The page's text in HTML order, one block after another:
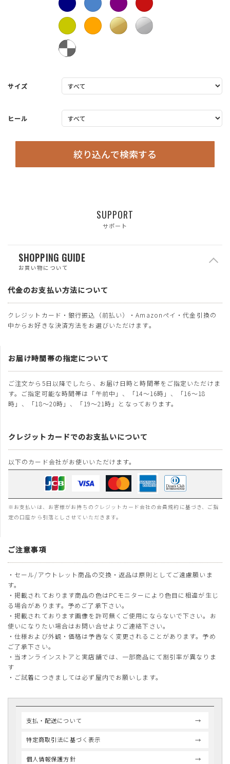
サイズ
ヒール
絞り込んで検索する
SUPPORT
サポート
SHOPPING GUIDE
お買い物について
代金のお支払い方法について
クレジットカード・銀行振込（前払い）・Amazonペイ・代金引換の
中からお好きな決済方法をお選びいただけます。
お届け時間帯の指定について
ご注文から5日以降でしたら、お届け日時と時間帯をご指定いただけま
す。ご指定可能な時間帯は「午前中」、「14～16時」、「16～18
時」、「18～20時」、「19～21時」となっております。
クレジットカードでのお支払いについて
以下のカード会社がお使いいただけます。
※お支払いは、お客様がお持ちのクレジットカード会社の会員規約に基づき、ご指
定の口座から引落としさせていただきます。
ご注意事項
・セール/アウトレット商品の交換・返品は原則としてご遠慮願いま
す。
・掲載されております商品の色はPCモニターにより色目に相違が生じ
る場合があります。予めご了承下さい。
・掲載されております画像を許可無くご使用にならないで下さい。お
使いになりたい場合はお問い合せよりご連絡下さい。
・仕様および外観・価格は予告なく変更されることがあります。予め
ご了承下さい。
・当オンラインストアと実店舗では、一部商品にて割引率が異なりま
す
・ご試着につきましては必ず屋内でお願いします。
支払・配送について
特定商取引法に基づく表示
個人情報保護方針